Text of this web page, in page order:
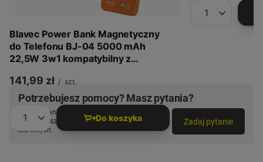
Blavec Power Bank Magnetyczny
do Telefonu BJ-04 5000 mAh
22,5W 3w1 kompatybilny z
Szklany
141,99 zł / szt.
Ilość produktów Do koszyka
Ilość
Potrzebujesz pomocy? Masz pytania?
Zadaj pytanie a my odpowiemy niezwłocznie,
najciekawsze pytania i odpowiedzi publikując
dla innych.
Zadaj pytanie